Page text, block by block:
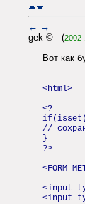
← →
gek © (
Вот как
<html>
<?
//
}
?>
<FORM
<input
<input